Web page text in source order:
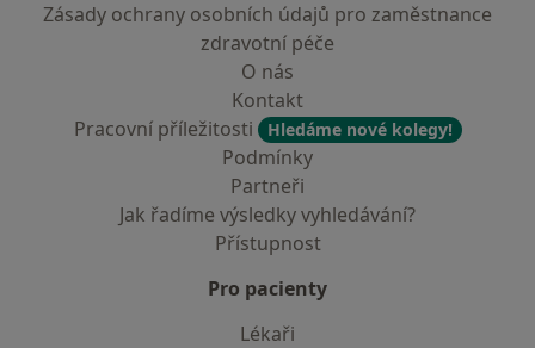
Zásady ochrany osobních údajů pro zaměstnance
zdravotní péče
O nás
Kontakt
Pracovní příležitosti
Hledáme nové kolegy!
Podmínky
Partneři
Jak řadíme výsledky vyhledávání?
Přístupnost
Pro pacienty
Lékaři